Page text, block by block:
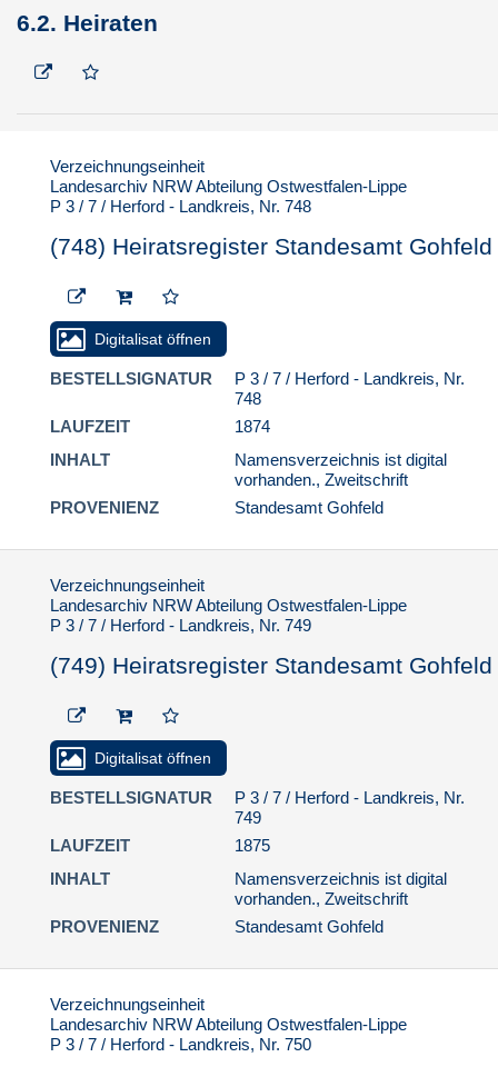
Landkreis Herford
2. Standesamt Bünde
3. Standesamt Enger
4. Standesamt Ennigloh
6. Standesamt Gohfeld
6.1. Geburten
6.2. Heiraten
(748) Heiratsregister
(749) Heiratsregister
Standesamt Gohfeld
Standesamt Gohfeld
Standesamt Gohfeld
Standesamt Gohfeld
(756) Heiratsregister
Standesamt Gohfeld
(757) Heiratsregister
(759) Heiratsregister
Standesamt Gohfeld
6.2. Heiraten
Verzeichnungseinheit
Landesarchiv NRW Abteilung Ostwestfalen-Lippe
P 3 / 7 / Herford - Landkreis, Nr. 748
(748) Heiratsregister Standesamt Gohfeld
Digitalisat öffnen
BESTELLSIGNATUR
P 3 / 7 / Herford - Landkreis, Nr.
748
LAUFZEIT
1874
INHALT
Namensverzeichnis ist digital
vorhanden., Zweitschrift
PROVENIENZ
Standesamt Gohfeld
Verzeichnungseinheit
Landesarchiv NRW Abteilung Ostwestfalen-Lippe
P 3 / 7 / Herford - Landkreis, Nr. 749
(749) Heiratsregister Standesamt Gohfeld
Digitalisat öffnen
BESTELLSIGNATUR
P 3 / 7 / Herford - Landkreis, Nr.
749
LAUFZEIT
1875
INHALT
Namensverzeichnis ist digital
vorhanden., Zweitschrift
PROVENIENZ
Standesamt Gohfeld
Verzeichnungseinheit
Landesarchiv NRW Abteilung Ostwestfalen-Lippe
P 3 / 7 / Herford - Landkreis, Nr. 750